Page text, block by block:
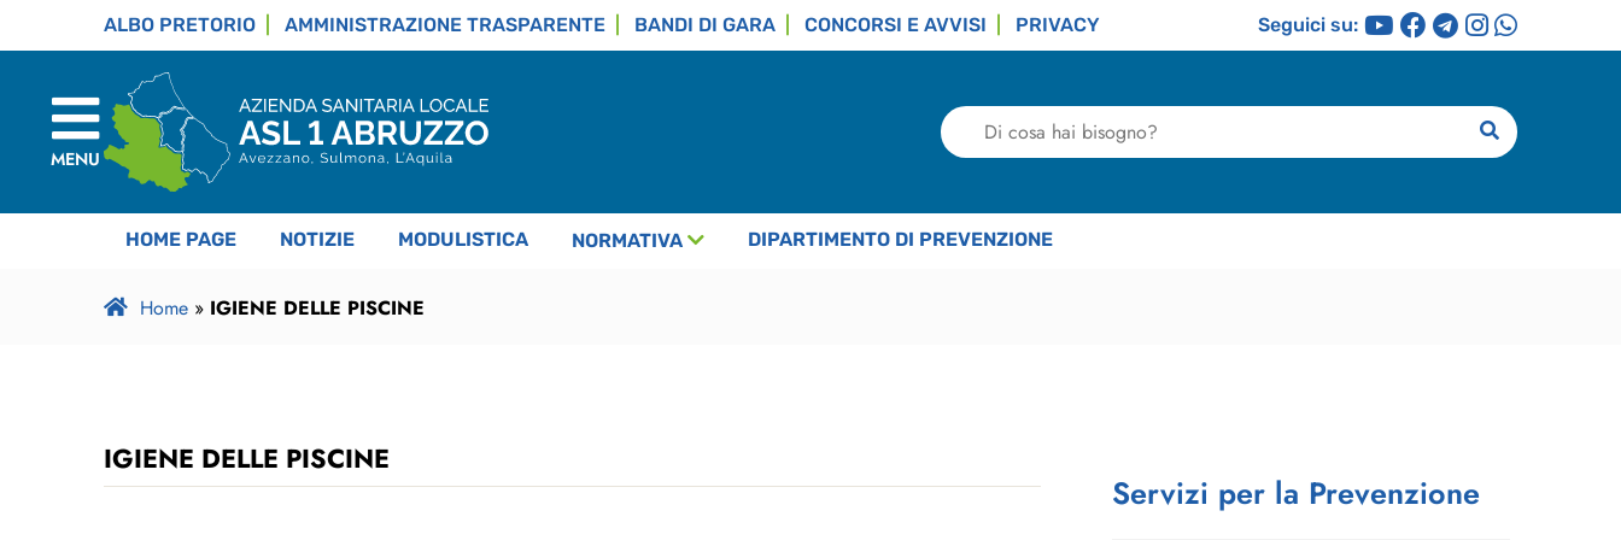
ALBO PRETORIO AMMINISTRAZIONE TRASPARENTE BANDI DI GARA CONCORSI E AVVISI PRIVACY Seguici su:
MENU
Di
cosa
bisogno?
ricerca
HOME PAGE NOTIZIE MODULISTICA NORMATIVA DIPARTIMENTO DI PREVENZIONE
Home» IGIENE DELLE PISCINE
IGIENE DELLE PISCINE
Servizi per la Prevenzione